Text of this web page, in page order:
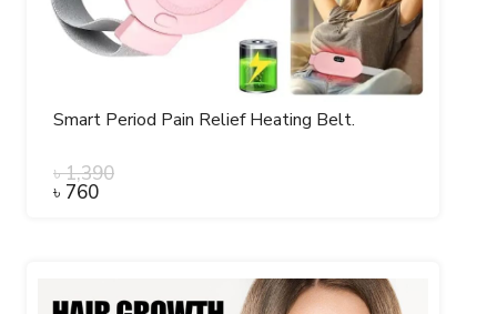
Smart Period Pain Relief Heating Belt.
৳1,390
৳ 760